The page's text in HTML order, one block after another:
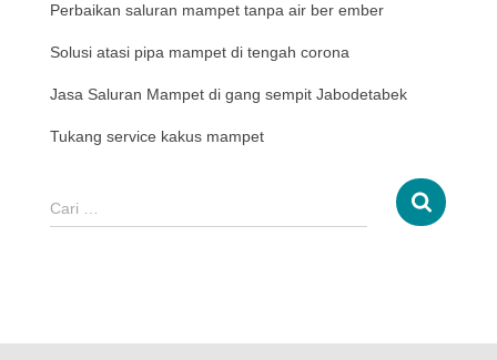
Perbaikan saluran mampet tanpa air ber ember
Solusi atasi pipa mampet di tengah corona
Jasa Saluran Mampet di gang sempit Jabodetabek
Tukang service kakus mampet
Cari …